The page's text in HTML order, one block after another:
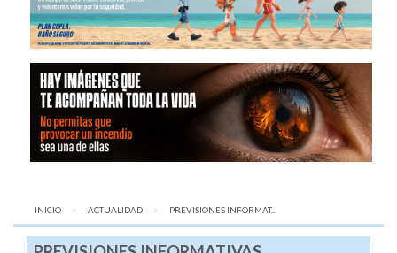
INICIO ACTUALIDAD AQUÍ:
PREVISIONES INFORMAT...